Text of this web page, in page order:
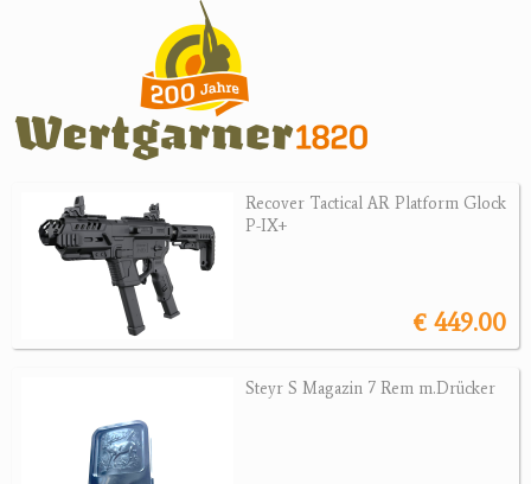
Kipplaufgewehre
Kleinkalibergewehre
Repetiererbüchse
Luftdruckwaffen
Pistolen
Revolver
Sonstige Waffen
Zubehör
Recover Tactical AR Platform Glock
P-IX+
€ 449.00
Steyr S Magazin 7 Rem m.Drücker